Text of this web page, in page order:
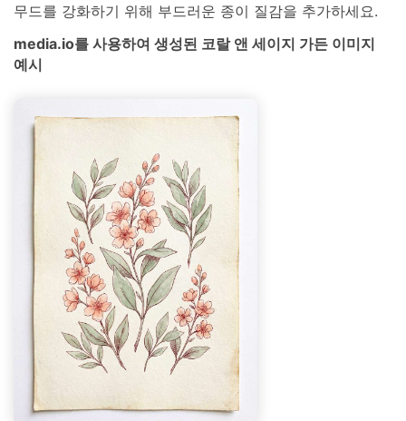
무드를 강화하기 위해 부드러운 종이 질감을 추가하세요.
media.io를 사용하여 생성된 코랄 앤 세이지 가든 이미지
예시